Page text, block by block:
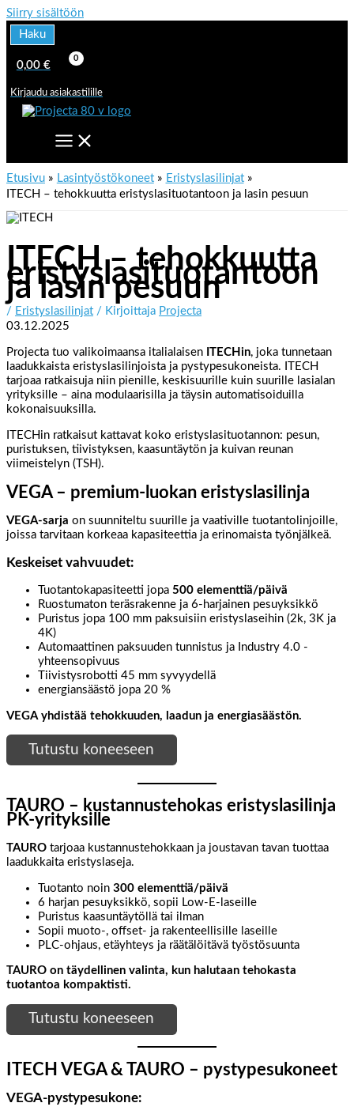
Siirry sisältöön
Haku
0,00 €
Kirjaudu asiakastilille
Etusivu Lasintyöstökoneet
Eristyslasilinjat
ITECH – tehokkuutta eristyslasituotantoon ja lasin pesuun
ITECH – tehokkuutta
eristyslasituotantoon
ja lasin pesuun
/ Eristyslasilinjat / Kirjoittaja Projecta
03.12.2025
Projecta tuo valikoimaansa italialaisen ITECHin, joka tunnetaan
laadukkaista eristyslasilinjoista ja pystypesukoneista. ITECH
tarjoaa ratkaisuja niin pienille, keskisuurille kuin suurille lasialan
yrityksille – aina modulaarisilla ja täysin automatisoiduilla
kokonaisuuksilla.
ITECHin ratkaisut kattavat koko eristyslasituotannon: pesun,
puristuksen, tiivistyksen, kaasuntäytön ja kuivan reunan
viimeistelyn (TSH).
VEGA – premium-luokan eristyslasilinja
VEGA-sarja on suunniteltu suurille ja vaativille tuotantolinjoille,
joissa tarvitaan korkeaa kapasiteettia ja erinomaista työnjälkeä.
Keskeiset vahvuudet:
Tuotantokapasiteetti jopa 500 elementtiä/päivä
Ruostumaton teräsrakenne ja 6-harjainen pesuyksikkö
Puristus jopa 100 mm paksuisiin eristyslaseihin (2k, 3K ja
4K)
Automaattinen paksuuden tunnistus ja Industry 4.0 -
yhteensopivuus
Tiivistysrobotti 45 mm syvyydellä
energiansäästö jopa 20 %
VEGA yhdistää tehokkuuden, laadun ja energiasäästön.
Tutustu koneeseen
TAURO – kustannustehokas eristyslasilinja
PK-yrityksille
TAURO tarjoaa kustannustehokkaan ja joustavan tavan tuottaa
laadukkaita eristyslaseja.
Tuotanto noin 300 elementtiä/päivä
6 harjan pesuyksikkö, sopii Low-E-laseille
Puristus kaasuntäytöllä tai ilman
Sopii muoto-, offset- ja rakenteellisille laseille
PLC-ohjaus, etäyhteys ja räätälöitävä työstösuunta
TAURO on täydellinen valinta, kun halutaan tehokasta
tuotantoa kompaktisti.
Tutustu koneeseen
ITECH VEGA & TAURO – pystypesukoneet
VEGA-pystypesukone: